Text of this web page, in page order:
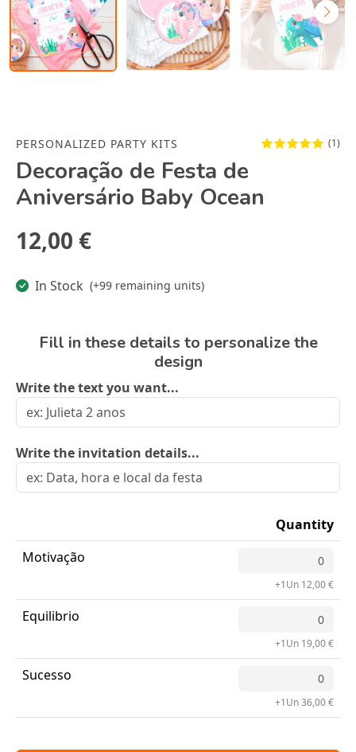
PERSONALIZED PARTY KITS (1)
Decoração de Festa de
Aniversário Baby Ocean
12,00 €
In Stock (+99 remaining units)
Fill in these details to personalize the
design
Write the text you want...
Write the invitation details...
Quantity
Motivação
+1Un 12,00 €
Equilibrio
+1Un 19,00 €
Sucesso
+1Un 36,00 €